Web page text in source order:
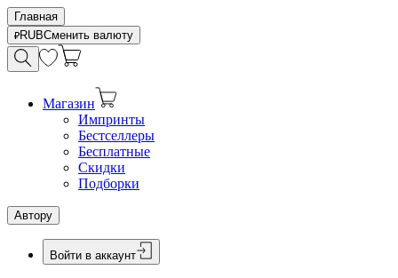
Главная
RUBСменить валюту
Магазин
Импринты
Бестселлеры
Бесплатные
Скидки
Подборки
Автору
Войти в аккаунт